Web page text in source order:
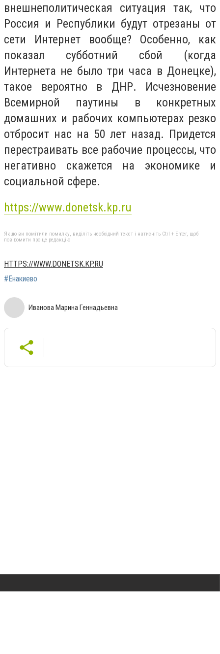
внешнеполитическая ситуация так, что
Россия и Республики будут отрезаны от
сети Интернет вообще? Особенно, как
показал субботний сбой (когда
Интернета не было три часа в Донецке),
такое вероятно в ДНР. Исчезновение
Всемирной паутины в конкретных
домашних и рабочих компьютерах резко
отбросит нас на 50 лет назад. Придется
перестраивать все рабочие процессы, что
негативно скажется на экономике и
социальной сфере.
https://www.donetsk.kp.ru
Якщо ви помітили помилку, виділіть необхідний текст і натисніть Ctrl + Enter, щоб
повідомити про це редакцію
HTTPS://WWW.DONETSK.KP.RU
#Енакиево
Иванова Марина Геннадьевна